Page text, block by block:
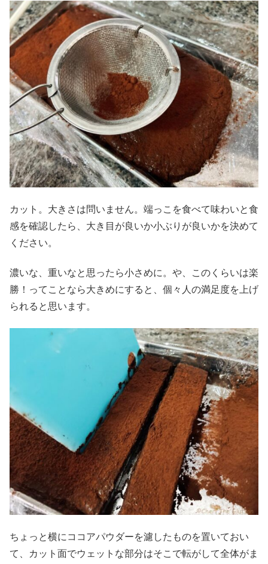
カット。大きさは問いません。端っこを食べて味わいと食
感を確認したら、大き目が良いか小ぶりが良いかを決めて
ください。
濃いな、重いなと思ったら小さめに。や、このくらいは楽
勝！ってことなら大きめにすると、個々人の満足度を上げ
られると思います。
ちょっと横にココアパウダーを濾したものを置いておい
て、カット面でウェットな部分はそこで転がして全体がま